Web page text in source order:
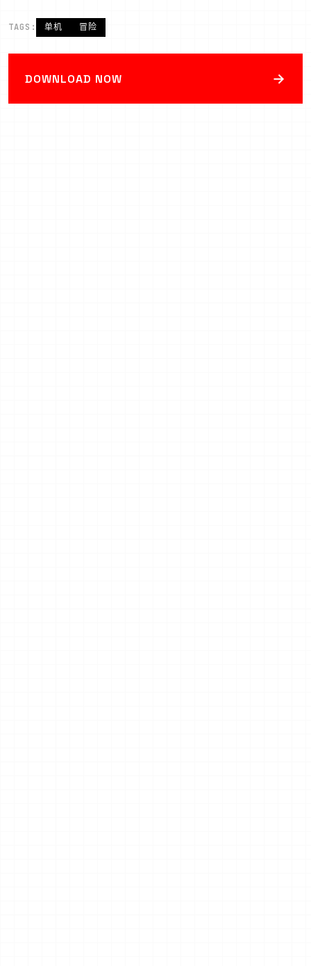
TAGS: 单机 冒险
DOWNLOAD NOW →